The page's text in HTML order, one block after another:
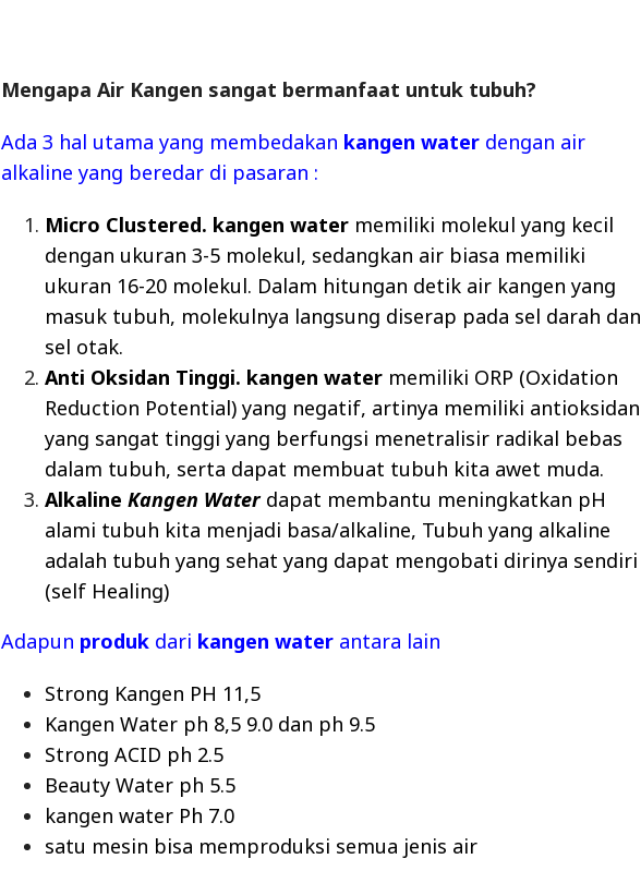
Mengapa Air Kangen sangat bermanfaat untuk tubuh?
Ada 3 hal utama yang membedakan kangen water dengan air
alkaline yang beredar di pasaran :
Micro Clustered. kangen water memiliki molekul yang kecil
dengan ukuran 3-5 molekul, sedangkan air biasa memiliki
ukuran 16-20 molekul. Dalam hitungan detik air kangen yang
masuk tubuh, molekulnya langsung diserap pada sel darah dan
sel otak.
Anti Oksidan Tinggi. kangen water memiliki ORP (Oxidation
Reduction Potential) yang negatif, artinya memiliki antioksidan
yang sangat tinggi yang berfungsi menetralisir radikal bebas
dalam tubuh, serta dapat membuat tubuh kita awet muda.
AlkalineKangen Water dapat membantu meningkatkan pH
alami tubuh kita menjadi basa/alkaline, Tubuh yang alkaline
adalah tubuh yang sehat yang dapat mengobati dirinya sendiri
(self Healing)
Adapun produk dari kangen water antara lain
Strong Kangen PH 11,5
Kangen Water ph 8,5 9.0 dan ph 9.5
Strong ACID ph 2.5
Beauty Water ph 5.5
kangen water Ph 7.0
satu mesin bisa memproduksi semua jenis air